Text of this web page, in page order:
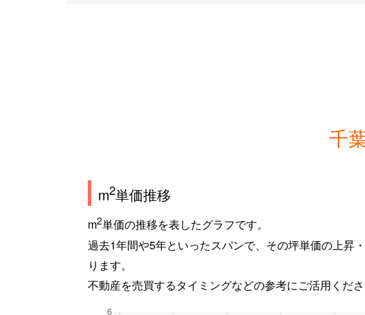
千
m2単価推移
m2単価の推移を表したグラフです。
過去1年間や5年といったスパンで、その坪単価の上昇
ります。
不動産を売買するタイミングなどの参考にご活用くださ